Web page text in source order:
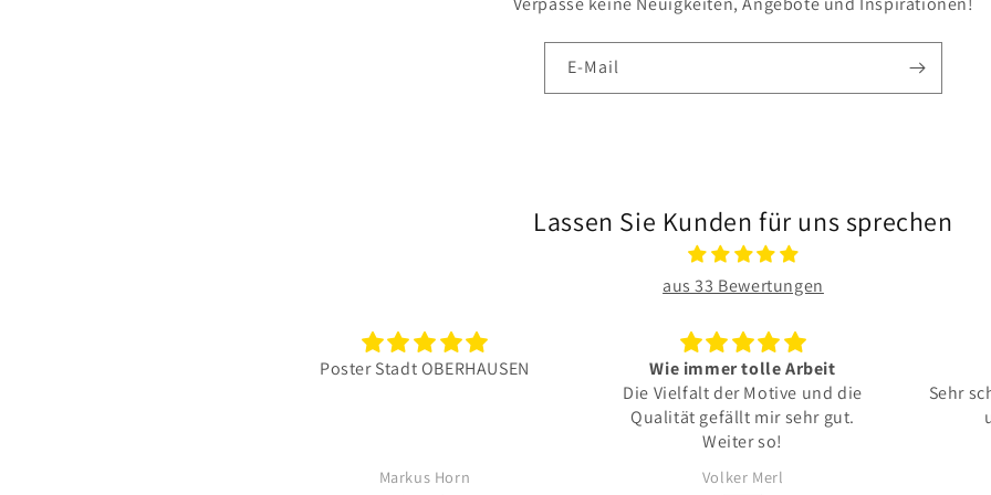
E-Mail
Lassen Sie Kunden für uns sprechen
aus 33 Bewertungen
Poster Stadt OBERHAUSEN
Wie immer tolle Arbeit
Die Vielfalt der Motive und die
Qualität gefällt mir sehr gut.
Sehr schönes Motiv für
und toll